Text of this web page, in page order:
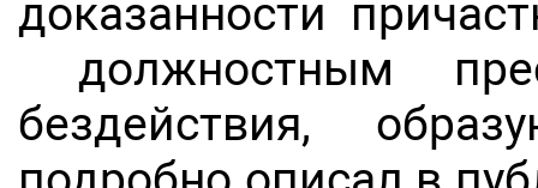
доказанности
должностным
бездействия,